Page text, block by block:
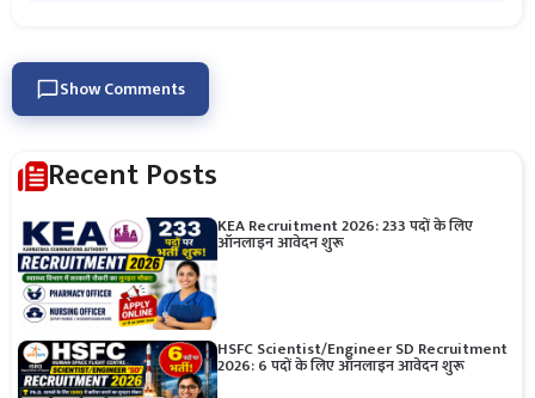
Show Comments
Recent Posts
KEA Recruitment 2026: 233 पदों के लिए
ऑनलाइन आवेदन शुरू
HSFC Scientist/Engineer SD Recruitment
2026: 6 पदों के लिए ऑनलाइन आवेदन शुरू